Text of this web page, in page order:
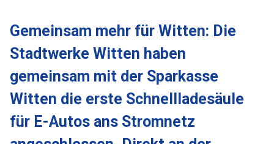
Gemeinsam mehr für Witten: Die
Stadtwerke Witten haben
gemeinsam mit der Sparkasse
Witten die erste Schnellladesäule
für E-Autos ans Stromnetz